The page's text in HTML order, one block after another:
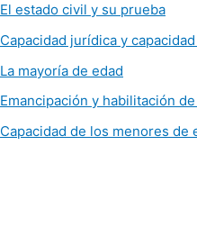
El estado civil y su prueba
Capacidad jurídica y
La mayoría de edad
Emancipación y habilitación
Capacidad de los menores de